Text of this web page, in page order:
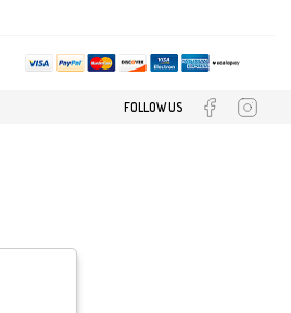
FOLLOW US